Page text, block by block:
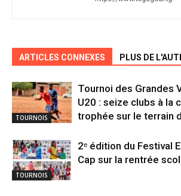
ARTICLES CONNEXES PLUS DE
TOURNOIS
Tournoi des Grandes
U20 : seize clubs à la
trophée sur le terrain
TOURNOIS
2ᵉ édition du Festival
Cap sur la rentrée